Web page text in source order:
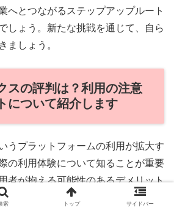
へとつながるステップアップルート
しょう。新たな挑戦を通じて、自ら
ましょう。
スの評判は？利用の注意
について紹介します
うプラットフォームの利用が拡大す
の利用体験について知ることが重要
者が抱える可能性のあるデメリット
果的に活用するための知識を持つこ
索 トップ サイドバー